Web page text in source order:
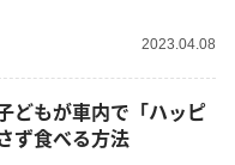
2023.04.08
どもが車内で「ハッピ
ず食べる方法